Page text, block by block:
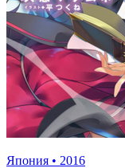
Япония • 2016